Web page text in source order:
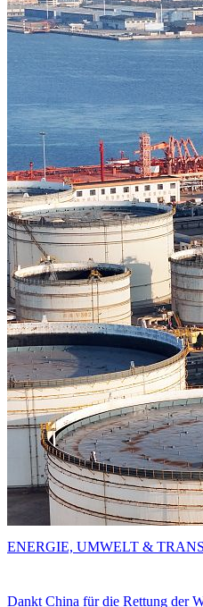
Dankt China für die Rettung der
ENERGIE, UMWELT &